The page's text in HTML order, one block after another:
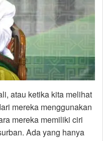
atau ketika kita melihat
mereka menggunakan
mereka memiliki ciri
Ada yang hanya